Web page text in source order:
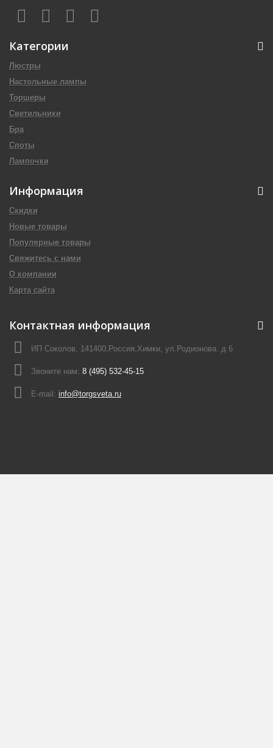
Категории
Люстры
Настольные лампы
Торшеры
Светильники
Бра
Споты
Лампочки
Информация
Скидки
Новые товары
Популярные товары
Свяжитесь с нами
О компании
Карта сайта
Контактная информация
ИП Соколов, 141400,Россия,Химки, ул.Родионова. д 6
Звоните нам: 8 (495) 532-45-15
E-mail: info@torgsveta.ru